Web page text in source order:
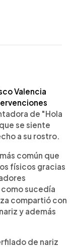
Valencia
de "Hola
se siente
a su rostro.
común que
físicos gracias
sucedía
compartió con
y además
de nariz